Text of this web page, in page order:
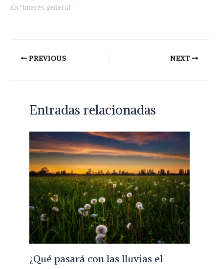
En "Interés general"
PREVIOUS NEXT
Entradas relacionadas
¿Qué pasará con las lluvias el